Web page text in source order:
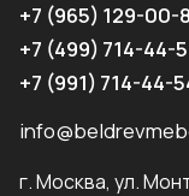
+7 (965) 129-00-
+7 (499) 714-44-
+7 (991) 714-44-
г. Москва, ул.